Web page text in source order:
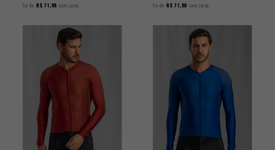
5x de R$ 71,98 sem juros 5x de R$ 71,98 sem juros